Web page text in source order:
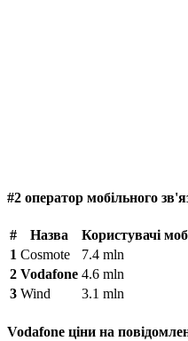
#2 оператор мобільного
# Назва
Користувачі
1 Cosmote
7.4 mln
2 Vodafone 4.6 mln
3 Wind 3.1 mln
Vodafone ціни на